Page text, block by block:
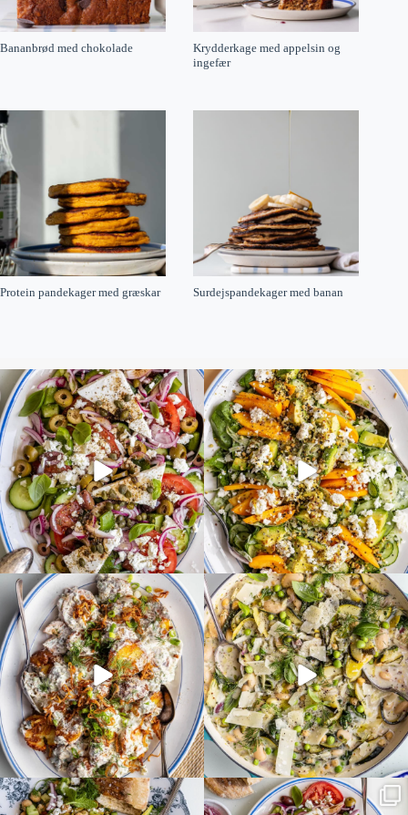
Bananbrød med chokolade
Krydderkage med appelsin og
ingefær
Protein pandekager med græskar Surdejspandekager med banan